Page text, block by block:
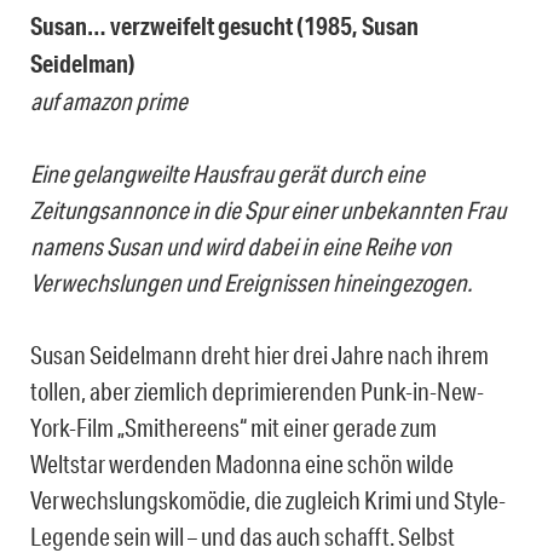
Susan… verzweifelt gesucht (1985, Susan
Seidelman)
auf amazon prime
Eine gelangweilte Hausfrau gerät durch eine
Zeitungsannonce in die Spur einer unbekannten Frau
namens Susan und wird dabei in eine Reihe von
Verwechslungen und Ereignissen hineingezogen.
Susan Seidelmann dreht hier drei Jahre nach ihrem
tollen, aber ziemlich deprimierenden Punk-in-New-
York-Film „Smithereens“ mit einer gerade zum
Weltstar werdenden Madonna eine schön wilde
Verwechslungskomödie, die zugleich Krimi und Style-
Legende sein will – und das auch schafft. Selbst